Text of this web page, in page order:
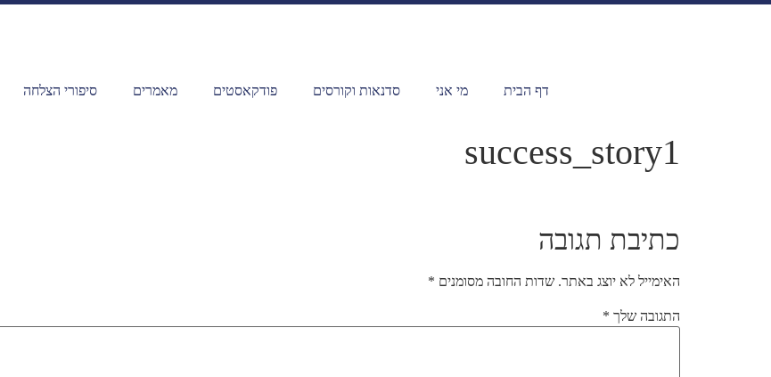
דף הבית מי אני סדנאות וקורסים פודקאסטים מאמרים סיפורי הצלחה
success_story1
כתיבת תגובה
האימייל לא יוצג באתר. שדות החובה מסומנים *
התגובה שלך *